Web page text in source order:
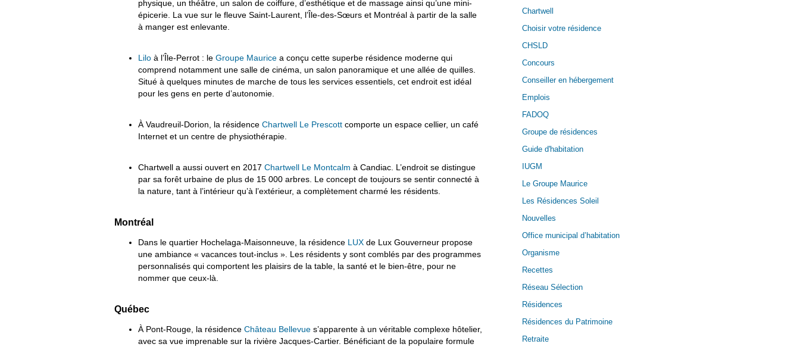
physique, un théâtre, un salon de coiffure, d’esthétique et de massage ainsi qu’une mini-
épicerie. La vue sur le fleuve Saint-Laurent, l’Île-des-Sœurs et Montréal à partir de la salle
à manger est enlevante.
Lilo à l’Île-Perrot : le Groupe Maurice a conçu cette superbe résidence moderne qui
comprend notamment une salle de cinéma, un salon panoramique et une allée de quilles.
Situé à quelques minutes de marche de tous les services essentiels, cet endroit est idéal
pour les gens en perte d’autonomie.
À Vaudreuil-Dorion, la résidence Chartwell Le Prescott comporte un espace cellier, un café
Internet et un centre de physiothérapie.
Chartwell a aussi ouvert en 2017 Chartwell Le Montcalm à Candiac. L’endroit se distingue
par sa forêt urbaine de plus de 15 000 arbres. Le concept de toujours se sentir connecté à
la nature, tant à l’intérieur qu’à l’extérieur, a complètement charmé les résidents.
Montréal
Dans le quartier Hochelaga-Maisonneuve, la résidence LUX de Lux Gouverneur propose
une ambiance « vacances tout-inclus ». Les résidents y sont comblés par des programmes
personnalisés qui comportent les plaisirs de la table, la santé et le bien-être, pour ne
nommer que ceux-là.
Québec
À Pont-Rouge, la résidence Château Bellevue s’apparente à un véritable complexe hôtelier,
avec sa vue imprenable sur la rivière Jacques-Cartier. Bénéficiant de la populaire formule
Chartwell
Choisir votre résidence
CHSLD
Concours
Conseiller en hébergement
Emplois
FADOQ
Groupe de résidences
Guide d'habitation
IUGM
Le Groupe Maurice
Les Résidences Soleil
Nouvelles
Office municipal d’habitation
Organisme
Recettes
Réseau Sélection
Résidences
Résidences du Patrimoine
Retraite